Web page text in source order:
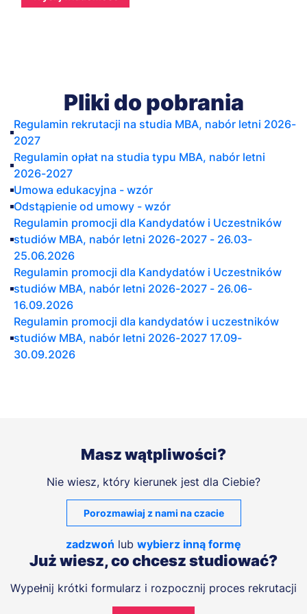
podyplomowych oraz MBA,
- okres wynikający z obowiązujących przepisów prawa w
przypadku innych usług edukacyjnych (np. szkoleń),
- 6 miesięcy od zakończenia rekrutacji, jeśli nie
podejmiesz u nas studiów.
KOMU UDOSTĘPNIAMY TWOJE DANE OSOBOWE?
Jako uczelnia na co dzień korzystamy z usług firm, dzięki
którym zapewniamy Ci najwyższy standard obsługi. Twoje
dane osobowe mogą zostać im przekazane do
przetwarzania na nasze zlecenie. Dzieje się tak najczęściej
w przypadku współpracy z konkretnym usługodawcą (np.
dostawcą usług przechowywania danych) lub
podwykonawcą (np. agencją marketingową). W takiej
sytuacji przekazanie danych nie uprawnia innych
podmiotów do dowolnego ich przetwarzania, a jedynie do
korzystania z nich w celach wyraźnie przez nas
wskazanych. W żadnym przypadku przekazanie danych
nie zwalnia nas jako Administratora Danych Osobowych z
JAKIE SĄ TWOJE PRAWA W ZWIĄZKU Z
PRZETWARZANIEM PRZEZ NAS TWOICH DANYCH
OSOBOWYCH?
Masz prawo:
• do sprostowania Twoich danych,
- wycofasz Twoją zgodę na przetwarzanie danych
osobowych,
w których zostały zebrane lub w których były
Pliki do pobrania
Regulamin rekrutacji na studia MBA, nabór letni 2026-
2027
Regulamin opłat na studia typu MBA, nabór letni
2026-2027
Umowa edukacyjna - wzór
Odstąpienie od umowy - wzór
Regulamin promocji dla Kandydatów i Uczestników
studiów MBA, nabór letni 2026-2027 - 26.03-
25.06.2026
Regulamin promocji dla Kandydatów i Uczestników
studiów MBA, nabór letni 2026-2027 - 26.06-
16.09.2026
Regulamin promocji dla kandydatów i uczestników
studiów MBA, nabór letni 2026-2027 17.09-
30.09.2026
Masz wątpliwości?
Nie wiesz, który kierunek jest dla Ciebie?
Porozmawiaj z nami na czacie
zadzwoń lub wybierz inną formę
Już wiesz, co chcesz studiować?
Wypełnij krótki formularz i rozpocznij proces rekrutacji